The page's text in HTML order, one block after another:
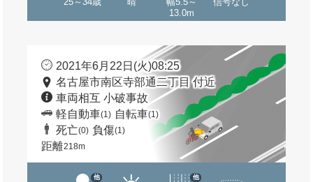
13.0m
2021年6月22日(火)08:25
名古屋市南区寺部通二丁目 付近
車両相互 小破事故
軽自動車(1) 自転車(1)
死亡(0) 負傷(1)
距離218m
他 他